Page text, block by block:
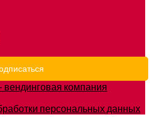
компания
персональных данных